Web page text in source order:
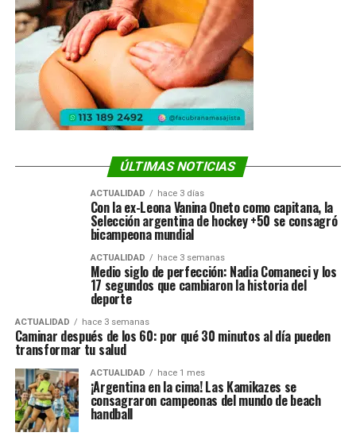
ÚLTIMAS NOTICIAS
ACTUALIDAD hace 3 días
Con la ex-Leona Vanina Oneto como capitana, la
Selección argentina de hockey +50 se consagró
bicampeona mundial
ACTUALIDAD hace 3 semanas
Medio siglo de perfección: Nadia Comaneci y los
17 segundos que cambiaron la historia del
deporte
ACTUALIDAD hace 3 semanas
Caminar después de los 60: por qué 30 minutos al día pueden
transformar tu salud
ACTUALIDAD hace 1 mes
¡Argentina en la cima! Las Kamikazes se
consagraron campeonas del mundo de beach
handball